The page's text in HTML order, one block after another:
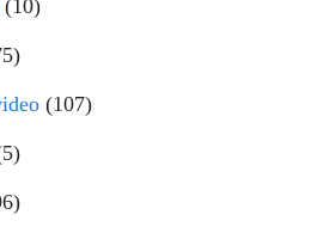
(10)
(107)